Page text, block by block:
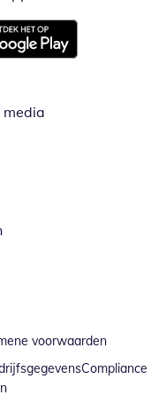
venster
media
venster
venster
nieuw venster
voorwaarden
Compliance